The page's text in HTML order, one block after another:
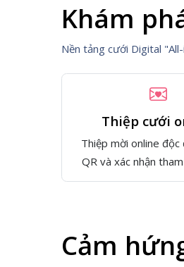
Khám
Nền tảng cưới Digital
Thiệp cưới
Thiệp mời online độc
QR và xác nhận
Cảm